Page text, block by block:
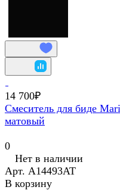
14 700₽
Смеситель для биде
матовый
0
Нет в наличии
Арт. A14493AT
В корзину